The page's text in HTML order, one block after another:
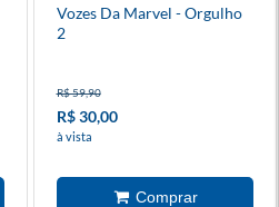
Vozes Da Marvel - Orgulho
2
R$ 59,90
R$ 30,00
à vista